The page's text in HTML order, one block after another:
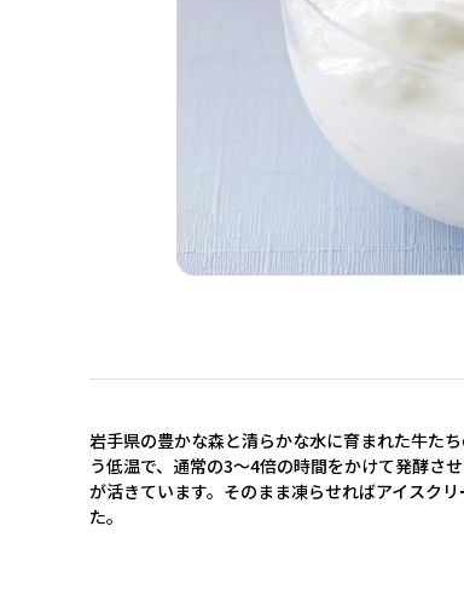
岩手県の豊かな森と清らかな水に育まれた牛た
う低温で、通常の3～4倍の時間をかけて発酵さ
が活きています。そのまま凍らせればアイスク
た。